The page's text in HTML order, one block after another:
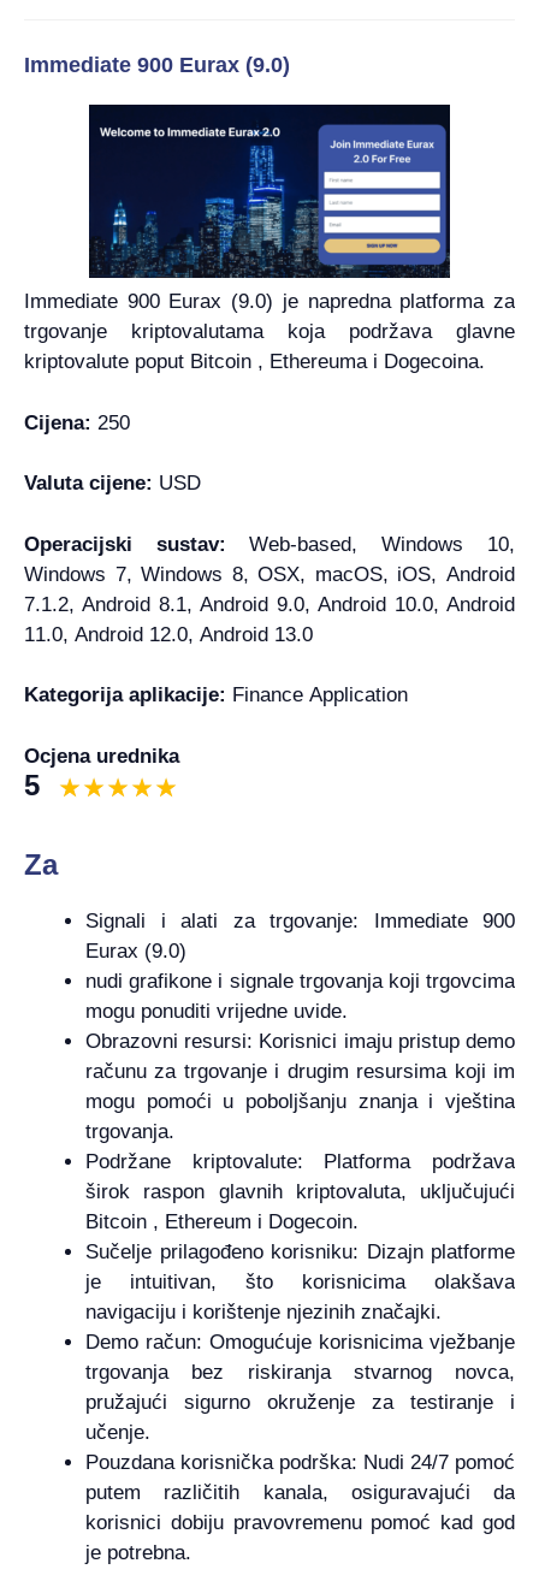
Immediate 900 Eurax (9.0)
Immediate 900 Eurax (9.0) je napredna platforma za
trgovanje kriptovalutama koja podržava glavne
kriptovalute poput Bitcoin , Ethereuma i Dogecoina.
Cijena: 250
Valuta cijene: USD
Operacijski sustav: Web-based, Windows 10,
Windows 7, Windows 8, OSX, macOS, iOS, Android
7.1.2, Android 8.1, Android 9.0, Android 10.0, Android
11.0, Android 12.0, Android 13.0
Kategorija aplikacije: Finance Application
Ocjena urednika
5
Za
Signali i alati za trgovanje: Immediate 900
Eurax (9.0)
nudi grafikone i signale trgovanja koji trgovcima
mogu ponuditi vrijedne uvide.
Obrazovni resursi: Korisnici imaju pristup demo
računu za trgovanje i drugim resursima koji im
mogu pomoći u poboljšanju znanja i vještina
trgovanja.
Podržane kriptovalute: Platforma podržava
širok raspon glavnih kriptovaluta, uključujući
Bitcoin , Ethereum i Dogecoin.
Sučelje prilagođeno korisniku: Dizajn platforme
je intuitivan, što korisnicima olakšava
navigaciju i korištenje njezinih značajki.
Demo račun: Omogućuje korisnicima vježbanje
trgovanja bez riskiranja stvarnog novca,
pružajući sigurno okruženje za testiranje i
učenje.
Pouzdana korisnička podrška: Nudi 24/7 pomoć
putem različitih kanala, osiguravajući da
korisnici dobiju pravovremenu pomoć kad god
je potrebna.